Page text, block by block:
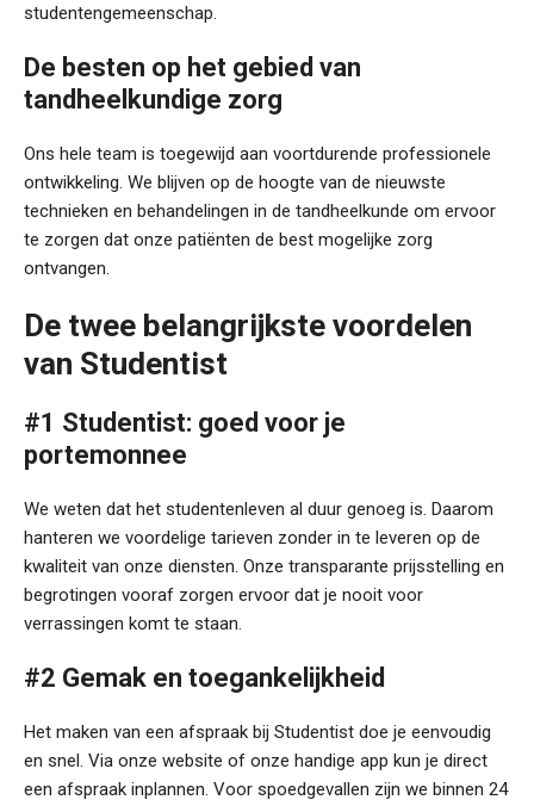
studentengemeenschap.
De besten op het gebied van
tandheelkundige zorg
Ons hele team is toegewijd aan voortdurende professionele
ontwikkeling. We blijven op de hoogte van de nieuwste
technieken en behandelingen in de tandheelkunde om ervoor
te zorgen dat onze patiënten de best mogelijke zorg
ontvangen.
De twee belangrijkste voordelen
van Studentist
#1 Studentist: goed voor je
portemonnee
We weten dat het studentenleven al duur genoeg is. Daarom
hanteren we voordelige tarieven zonder in te leveren op de
kwaliteit van onze diensten. Onze transparante prijsstelling en
begrotingen vooraf zorgen ervoor dat je nooit voor
verrassingen komt te staan.
#2 Gemak en toegankelijkheid
Het maken van een afspraak bij Studentist doe je eenvoudig
en snel. Via onze website of onze handige app kun je direct
een afspraak inplannen. Voor spoedgevallen zijn we binnen 24